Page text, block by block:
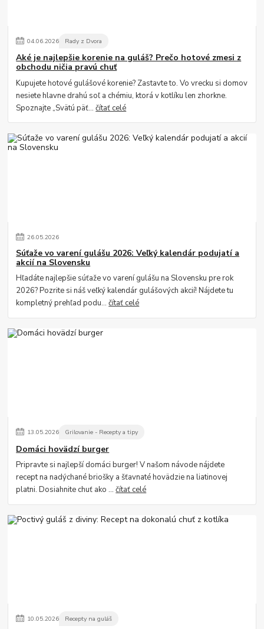
04.06.2026 Rady z Dvora
Aké je najlepšie korenie na guláš? Prečo hotové zmesi z
obchodu ničia pravú chuť
Kupujete hotové gulášové korenie? Zastavte to. Vo vrecku si domov
nesiete hlavne drahú soľ a chémiu, ktorá v kotlíku len zhorkne.
Spoznajte „Svätú päť...čítať celé
26.05.2026
Súťaže vo varení gulášu 2026: Veľký kalendár podujatí a
akcií na Slovensku
Hľadáte najlepšie súťaže vo varení gulášu na Slovensku pre rok
2026? Pozrite si náš veľký kalendár gulášových akcií! Nájdete tu
kompletný prehľad podu...čítať celé
13.05.2026 Grilovanie - Recepty a tipy
Domáci hovädzí burger
Pripravte si najlepší domáci burger! V našom návode nájdete
recept na nadýchané briošky a šťavnaté hovädzie na liatinovej
platni. Dosiahnite chuť ako ...čítať celé
10.05.2026 Recepty na guláš